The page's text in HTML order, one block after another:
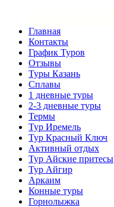
Главная
Контакты
График Туров
Отзывы
Туры Казань
Сплавы
1 дневные туры
2-3 дневные туры
Термы
Тур Иремель
Тур Красный Ключ
Активный отдых
Тур Айские притесы
Тур Айгир
Аркаим
Конные туры
Горнолыжка